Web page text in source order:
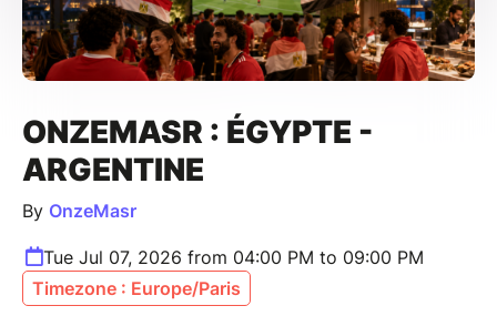
ONZEMASR : ÉGYPTE -
ARGENTINE
By OnzeMasr
Tue Jul 07, 2026 from 04:00 PM to 09:00 PM
Timezone : Europe/Paris